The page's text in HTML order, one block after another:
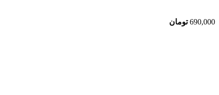
690,000 تومان